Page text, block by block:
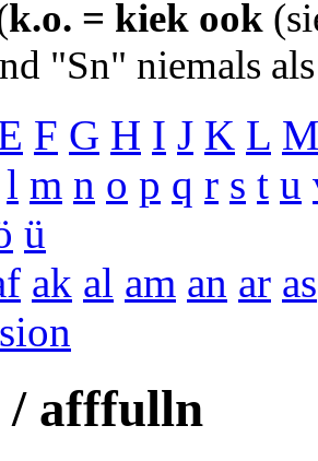
k.o. = kiek ook
"Sn" niemals
F G H I J K L
l m n o p q r s t u
ü
ak al am an ar as
afffulln